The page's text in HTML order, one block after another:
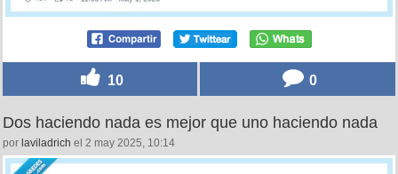
10 0
Dos haciendo nada es mejor que uno haciendo nada
por laviladrich el 2 may 2025, 10:14